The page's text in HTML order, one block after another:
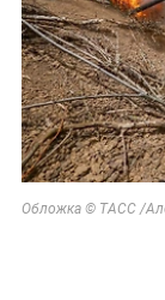
Обложка © ТАСС /